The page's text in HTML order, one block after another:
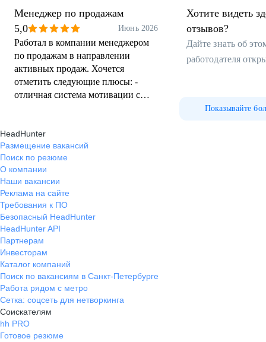
Менеджер по продажам
5,0
Июнь 2026
Работал в компании менеджером
по продажам в направлении
активных продаж. Хочется
отметить следующие плюсы: -
отличная система мотивации с
клиентами; - уникальная СРМ, в
которой быстро работать и она
оптимизирована под процессы в
компании: - прекрасный РОП; -
дружелюбные коллеги, которые
всегда выручат; - комфортный и
уютный офис, всегда есть кофе,
чай, вкусности; - руководство
справедливое, всегда идет на
встречу и поможет. Я всегда с
радостью ходил на работу, здесь
был баланс между усердной
работой и отдыхом. Именно здесь
я получил профессиональный и
личностный рост, которому я
несказанно рад и благодарен!
Хотите видеть
отзывов?
Дайте знать об
работодателя
Показывайте
HeadHunter
Размещение вакансий
Поиск по резюме
О компании
Наши вакансии
Реклама на сайте
Требования к ПО
Безопасный HeadHunter
HeadHunter API
Партнерам
Инвесторам
Каталог компаний
Поиск по вакансиям в Санкт-Петербурге
Работа рядом с метро
Сетка: соцсеть для нетворкинга
Соискателям
hh PRO
Готовое резюме